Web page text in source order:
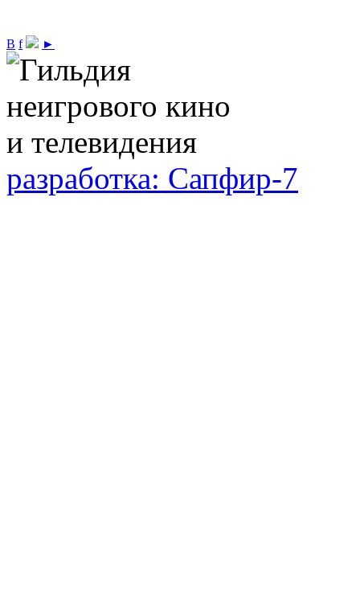
В f ►
разработка: Сапфир-7